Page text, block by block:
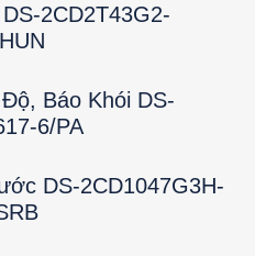
2CD2T43G2-
Báo Khói DS-
6/PA
DS-2CD1047G3H-